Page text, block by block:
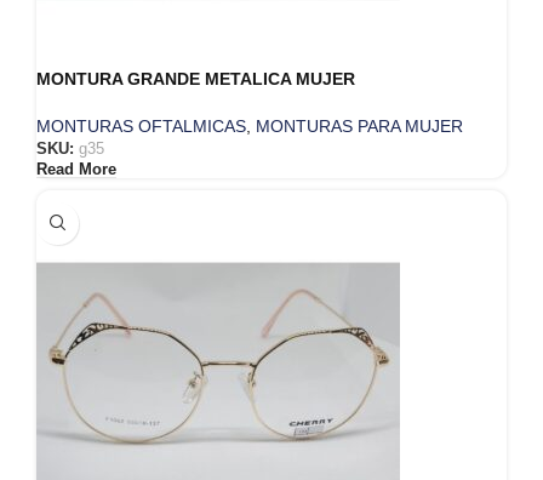
MONTURA GRANDE METALICA MUJER
MONTURAS OFTALMICAS MONTURAS PARA MUJER
SKU: g35
Read More